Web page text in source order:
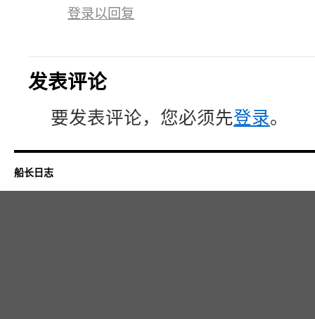
登录以回复
发表评论
要发表评论，您必须先登录。
船长日志